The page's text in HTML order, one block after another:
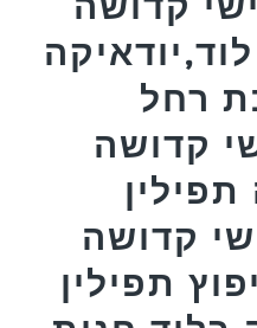
רחל
קדושה
תפילין
קדושה
תפילין